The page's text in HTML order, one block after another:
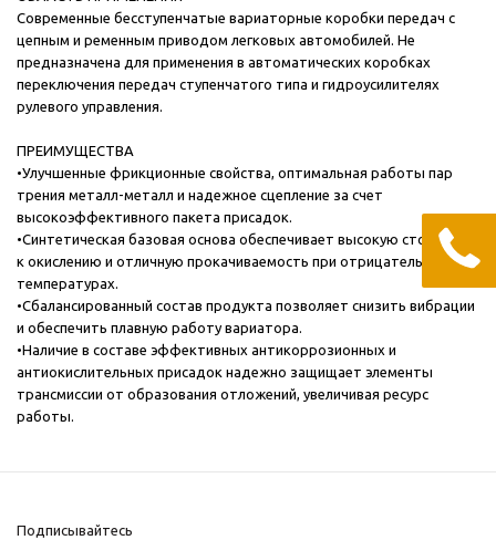
Современные бесступенчатые вариаторные коробки передач с
цепным и ременным приводом легковых автомобилей. Не
предназначена для применения в автоматических коробках
переключения передач ступенчатого типа и гидроусилителях
рулевого управления.
ПРЕИМУЩЕСТВА
•Улучшенные фрикционные свойства, оптимальная работы пар
трения металл-металл и надежное сцепление за счет
высокоэффективного пакета присадок.
•Синтетическая базовая основа обеспечивает высокую стойкость
к окислению и отличную прокачиваемость при отрицательных
температурах.
•Сбалансированный состав продукта позволяет снизить вибрации
и обеспечить плавную работу вариатора.
•Наличие в составе эффективных антикоррозионных и
антиокислительных присадок надежно защищает элементы
трансмиссии от образования отложений, увеличивая ресурс
работы.
Подписывайтесь